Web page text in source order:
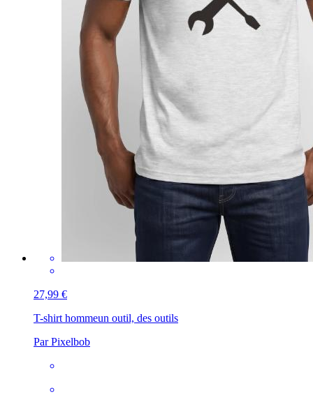
27,99 €
T-shirt hommeun outil, des outils
Par Pixelbob